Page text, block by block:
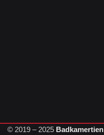
© 2019 – 2025 Badkamertien